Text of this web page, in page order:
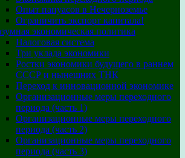
Опыт папуасов в Нечерноземье
Ограничить экспорт капитала!
экономическая политика
Налоговая система
Три уклада экономики
Ростки экономики будущего в раннем
СССР и нынешних ТНК
Переход к инновационной экономике
Организационные меры переходного
периода (часть 1)
Организационные меры переходного
периода (часть 2)
Организационные меры переходного
периода (часть 3)